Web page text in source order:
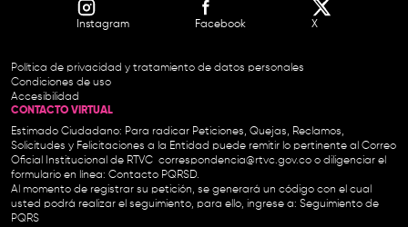
Instagram Facebook X
Política de privacidad y tratamiento de datos personales
Condiciones de uso
Accesibilidad
CONTACTO VIRTUAL
Estimado Ciudadano: Para radicar Peticiones, Quejas, Reclamos,
Solicitudes y Felicitaciones a la Entidad puede remitir lo pertinente al Correo
Oficial Institucional de RTVC correspondencia@rtvc.gov.co o diligenciar el
formulario en línea: Contacto PQRSD.
Al momento de registrar su petición, se generará un código con el cual
usted podrá realizar el seguimiento, para ello, ingrese a: Seguimiento de
PQRS